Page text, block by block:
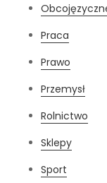
Praca
Prawo
Przemysł
Rolnictwo
Sklepy
Sport